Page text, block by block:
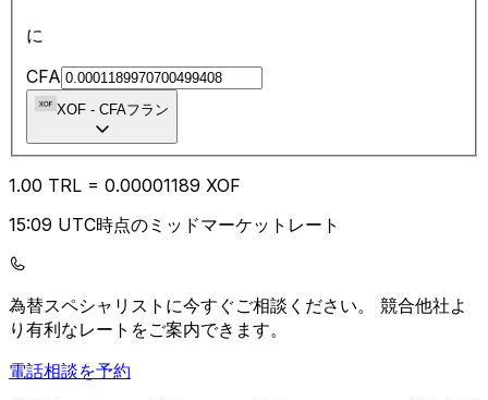
に
CFA
XOF - CFAフラン
1.00 TRL = 0.00001189 XOF
15:09 UTC時点のミッドマーケットレート
為替スペシャリストに今すぐご相談ください。 競合他社よ
り有利なレートをご案内できます。
電話相談を予約